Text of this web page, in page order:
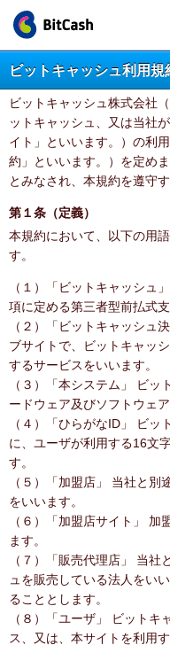
ビットキャッシュ利用規
ビットキャッシュ株式会社
ットキャッシュ、又は当社
イト」といいます。）の利
約」といいます。）を定め
とみなされ、本規約を遵守
第１条（定義）
本規約において、以下の用
す。
（１）「ビットキャッシュ
項に定める第三者型前払式
（２）「ビットキャッシュ
ブサイトで、ビットキャッ
するサービスをいいます。
（３）「本システム」 ビ
ードウェア及びソフトウェア
（４）「ひらがなID」 ビ
に、ユーザが利用する16文
す。
（５）「加盟店」 当社と別
をいいます。
（６）「加盟店サイト」
ます。
（７）「販売代理店」 当
ュを販売している法人をい
ることとします。
（８）「ユーザ」 ビット
ス、又は、本サイトを利用